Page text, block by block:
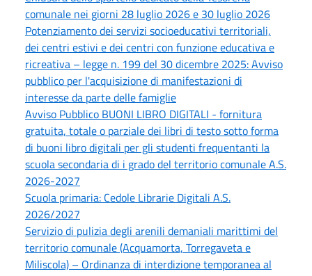
comunale nei giorni 28 luglio 2026 e 30 luglio 2026
Potenziamento dei servizi socioeducativi territoriali,
dei centri estivi e dei centri con funzione educativa e
ricreativa – legge n. 199 del 30 dicembre 2025: Avviso
pubblico per l'acquisizione di manifestazioni di
interesse da parte delle famiglie
Avviso Pubblico BUONI LIBRO DIGITALI - fornitura
gratuita, totale o parziale dei libri di testo sotto forma
di buoni libro digitali per gli studenti frequentanti la
scuola secondaria di i grado del territorio comunale A.S.
2026-2027
Scuola primaria: Cedole Librarie Digitali A.S.
2026/2027
Servizio di pulizia degli arenili demaniali marittimi del
territorio comunale (Acquamorta, Torregaveta e
Miliscola) – Ordinanza di interdizione temporanea al